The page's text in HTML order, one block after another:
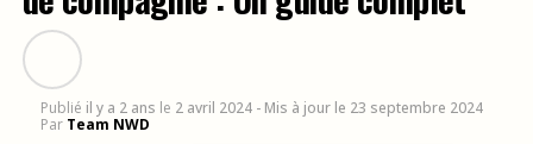
Publié il y a 2 ans le 2 avril 2024 - Mis à jour le 23 septembre 2024
Par Team NWD